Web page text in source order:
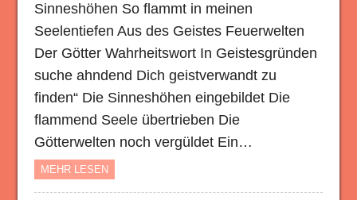
Sinneshöhen So flammt in meinen
Seelentiefen Aus des Geistes Feuerwelten
Der Götter Wahrheitswort In Geistesgründen
suche ahndend Dich geistverwandt zu
finden“ Die Sinneshöhen eingebildet Die
flammend Seele übertrieben Die
Götterwelten noch vergüldet Ein…
MEHR LESEN